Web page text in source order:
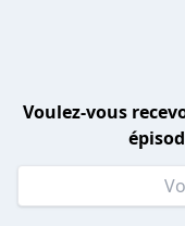
Voulez-vous